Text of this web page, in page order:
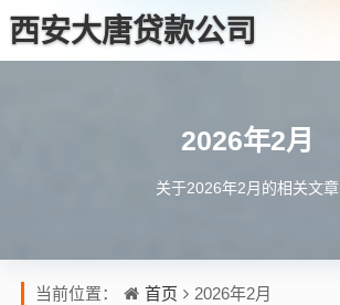
西安大唐贷款公司
2026年2月
关于2026年2月的相关文章
当前位置： 首页 2026年2月